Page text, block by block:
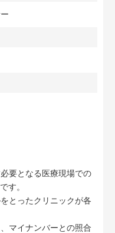
要となる医療現場での
す。
とったクリニックが各
マイナンバーとの照合